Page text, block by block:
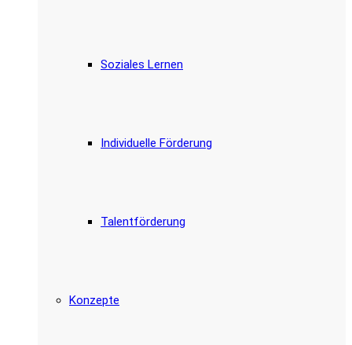
Soziales Lernen
Individuelle Förderung
Talentförderung
Konzepte